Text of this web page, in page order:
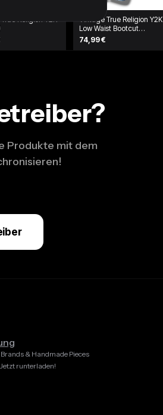
Religion Y2K
Vintage True Religion Y2K
Low Waist Bootcut
Damenjeans (M)
74,99 €
Produkte mit dem
& Handmade Pieces
runterladen!